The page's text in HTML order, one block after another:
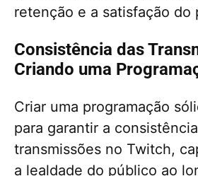
retenção e a satisfação do
Consistência das
Criando uma
Criar uma programação
para garantir a
transmissões no Twitch,
a lealdade do público ao